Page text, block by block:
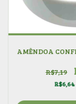
AMÊNDOA
R$7,19
R$6,64